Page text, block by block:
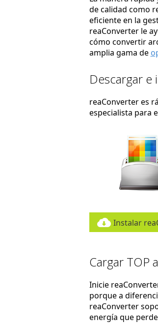
de calidad como
eficiente en la
reaConverter le
cómo convertir
amplia gama de
Descargar e
reaConverter es
especialista para
Instalar
Cargar TOP
Inicie
porque a
reaConverter
energía que